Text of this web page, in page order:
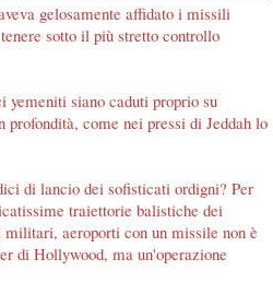
gelosamente affidato i missili
sotto il più stretto controllo
yemeniti siano caduti proprio su
come nei pressi di Jeddah lo
di lancio dei sofisticati ordigni? Per
traiettorie balistiche dei
aeroporti con un missile non è
di Hollywood, ma un'operazione